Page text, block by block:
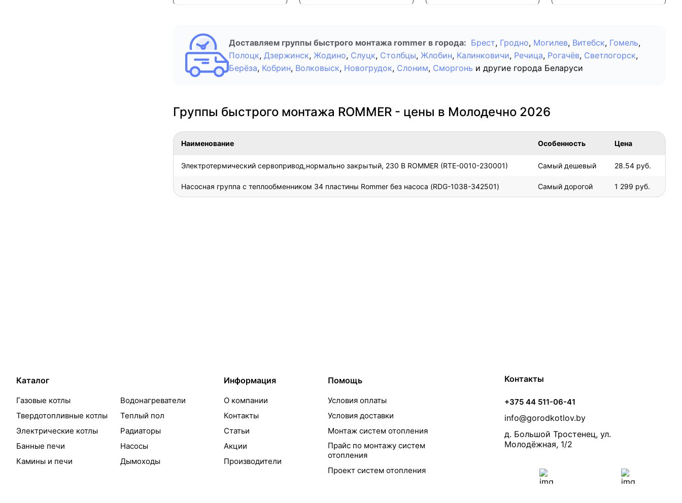
Доставляем группы быстрого монтажа rommer в города: Брест, Гродно, Могилев, Витебск, Гомель,
Полоцк, Дзержинск, Жодино, Слуцк, Столбцы, Жлобин, Калинковичи, Речица, Рогачёв, Светлогорск,
Берёза, Кобрин, Волковыск, Новогрудок, Слоним, Сморгонь и другие города Беларуси
Группы быстрого монтажа ROMMER - цены в Молодечно 2026
Наименование Особенность Цена
Электротермический сервопривод,нормально закрытый, 230 В ROMMER (RTE-0010-230001) Самый дешевый 28.54 руб.
Насосная группа с теплообменником 34 пластины Rommer без насоса (RDG-1038-342501) Самый дорогой 1 299 руб.
Каталог
Газовые котлы
Твердотопливные котлы
Электрические котлы
Банные печи
Камины и печи
Водонагреватели
Теплый пол
Радиаторы
Насосы
Дымоходы
Информация
О компании
Контакты
Статьи
Акции
Производители
Помощь
Условия оплаты
Условия доставки
Монтаж систем отопления
Прайс по монтажу систем
отопления
Проект систем отопления
Контакты
+375 44 511-06-41
info@gorodkotlov.by
д. Большой Тростенец, ул.
Молодёжная, 1/2